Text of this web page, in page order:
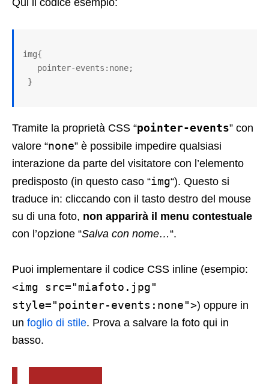
img{
}
Tramite la proprietà CSS “pointer-events” con
valore “none” è possibile impedire qualsiasi
interazione da parte del visitatore con l’elemento
predisposto (in questo caso “img“). Questo si
traduce in: cliccando con il tasto destro del mouse
su di una foto, non apparirà il menu contestuale
con l’opzione “Salva con nome…“.
Puoi implementare il codice CSS inline (esempio:
<img src="miafoto.jpg"
style="pointer-events:none">) oppure in
un foglio di stile. Prova a salvare la foto qui in
basso.